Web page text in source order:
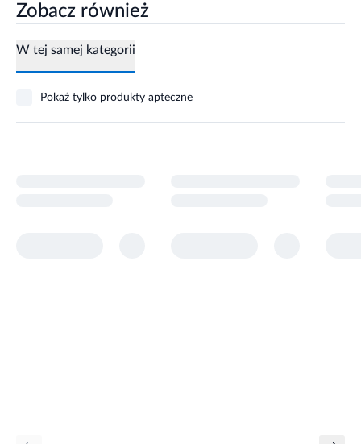
Zobacz również
W tej samej kategorii
Pokaż tylko produkty apteczne